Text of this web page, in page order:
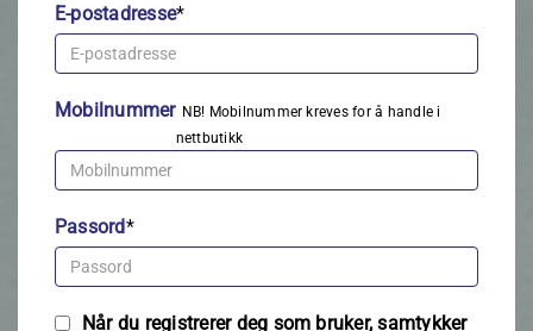
E-postadresse*
Mobilnummer NB! Mobilnummer kreves for å handle i
nettbutikk
Passord*
Når du registrerer deg som bruker, samtykker